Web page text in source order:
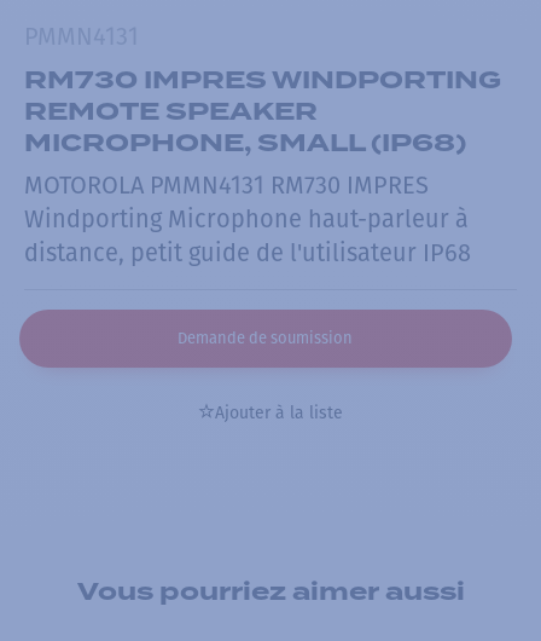
RM730 IMPRES WINDPORTING
REMOTE SPEAKER
MICROPHONE, SMALL (IP68)
MOTOROLA PMMN4131 RM730 IMPRES
Windporting Microphone haut-parleur à
distance, petit guide de l'utilisateur IP68
Demande de soumission
Ajouter à la liste
Vous pourriez aimer aussi